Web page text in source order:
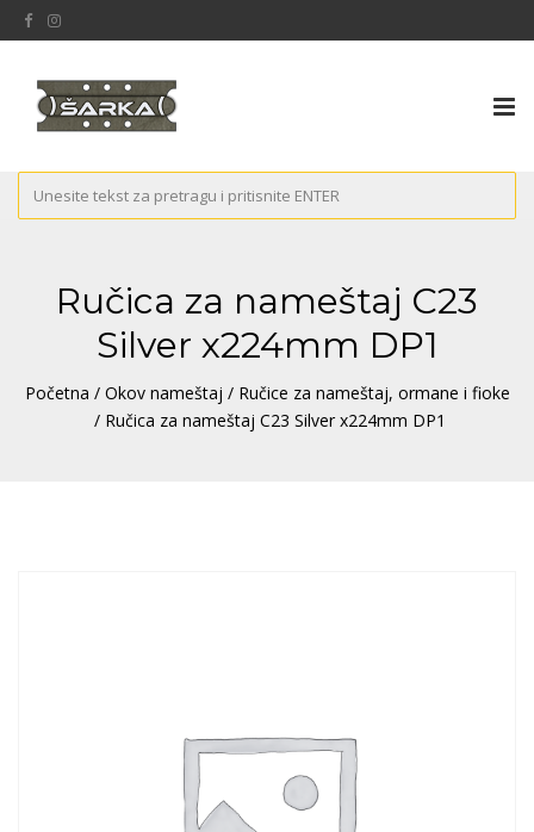
Ručica za nameštaj C23
Silver x224mm DP1
Početna / Okov nameštaj / Ručice za nameštaj, ormane i fioke
/ Ručica za nameštaj C23 Silver x224mm DP1